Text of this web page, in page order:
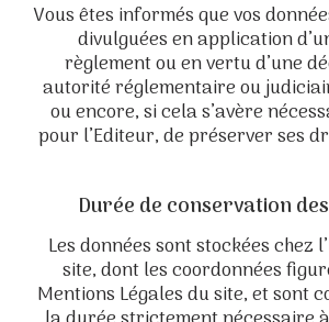
Vous êtes informés que vos
divulguées en application
règlement ou en vertu d’une
autorité réglementaire ou
ou encore, si cela s’avère
pour l’Editeur, de préserver ses
Durée de conservation
Les données sont stockées chez
site, dont les coordonnées
Mentions Légales du site, et sont